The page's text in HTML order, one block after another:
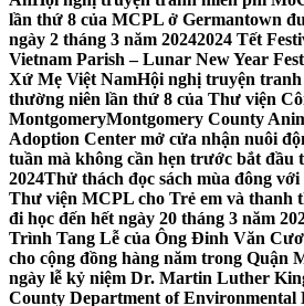
lần thứ 8 của MCPL ở Germantown
ngày 2 tháng 3 năm 20242024 Tết
Vietnam Parish – Lunar New Year
Xứ Mẹ Việt NamHội nghị truyện
thường niên lần thứ 8 của Thư viện
MontgomeryMontgomery County
Adoption Center mở cửa nhận nuôi
tuần mà không cần hẹn trước bắt đầu
2024Thử thách đọc sách mùa đông
Thư viện MCPL cho Trẻ em và thanh
đi học đến hết ngày 20 tháng 3 năm
Trình Tang Lễ của Ông Đinh Văn
cho cộng đồng hàng năm trong Quận
ngày lễ kỷ niệm Dr. Martin Luther
County Department of Environmental